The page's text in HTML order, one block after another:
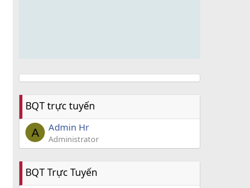
BQT trực tuyến
A Admin Hr
Administrator
BQT Trực Tuyến